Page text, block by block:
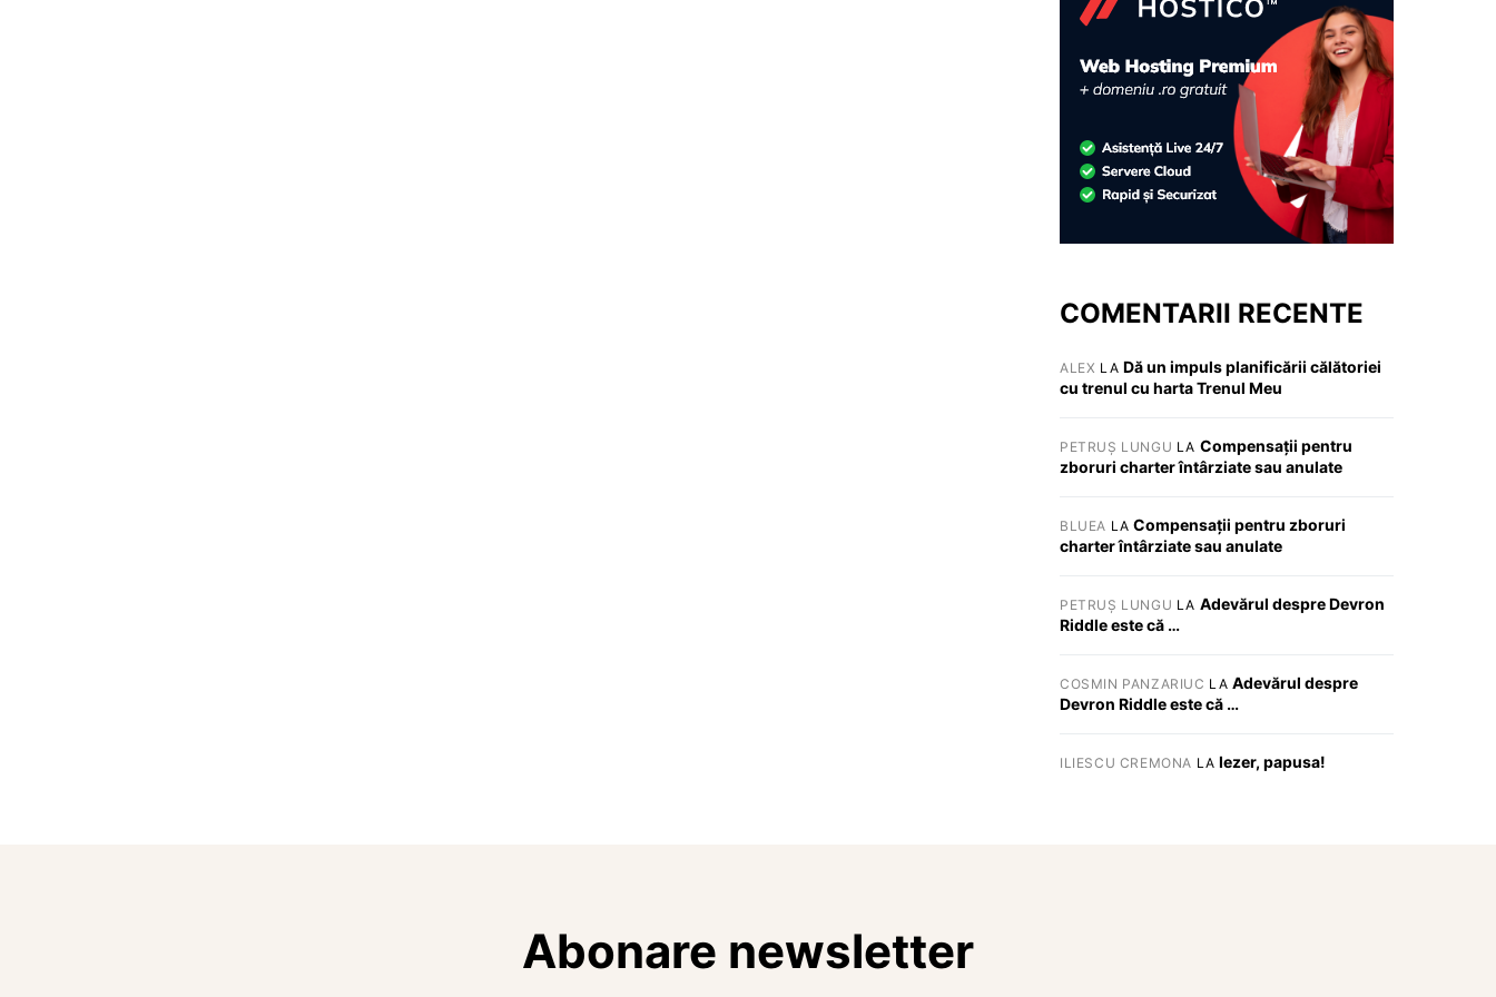
COMENTARII RECENTE
ALEX LA Dă un impuls planificării călătoriei
cu trenul cu harta Trenul Meu
PETRUȘ LUNGU LA Compensații pentru
zboruri charter întârziate sau anulate
BLUEA LACompensații pentru zboruri
charter întârziate sau anulate
PETRUȘ LUNGU LA Adevărul despre Devron
Riddle este că …
COSMIN PANZARIUC LA Adevărul despre
Devron Riddle este că …
ILIESCU CREMONA LA Iezer, papusa!
Abonare newsletter